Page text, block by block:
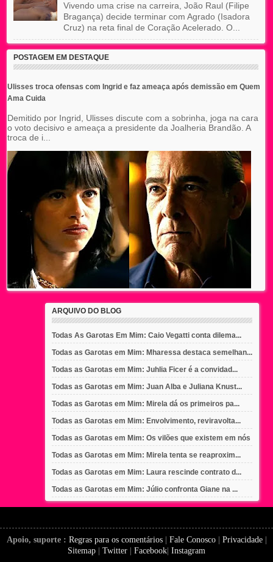
Vivendo uma crise na carreira, João Raul (Filipe
Bragança) decide terminar com Agrado (Isadora
Cruz) na reta final de Coração Acelerado. O...
POSTAGEM EM DESTAQUE
Ulisses troca ofensas com Ingrid e faz ameaça após demissão em Quem
Ama Cuida
Demitido por Ingrid, Ulisses discute com a sobrinha, joga na cara
o voto decisivo e ameaça a presidente da Joalheria Brandão. A
troca de i...
ARQUIVO DO BLOG
Todas As Garotas Em Mim: Caio Vegatti conta dilema...
Todas as Garotas em Mim: Mharessa destaca semelhan...
Todas as Garotas em Mim: Juhlia Ficer é a convidad...
Todas as Garotas em Mim: Juan Alba e Juliana Knust...
Todas as Garotas em Mim: Mirela dá os primeiros pa...
Todas as Garotas em Mim: Envolvimento, reviravolta...
Todas as Garotas em Mim: Os vilões que existem em nós
Todas as Garotas em Mim: Mirela tenta se reaproxim...
Todas as Garotas em Mim: Laura rescinde contrato d...
Todas as Garotas em Mim: Júlio confronta Giane na ...
Apoio, suporte : Regras para os comentários| Fale Conosco| Privacidade|
Sitemap
Twitter Facebook Instagram